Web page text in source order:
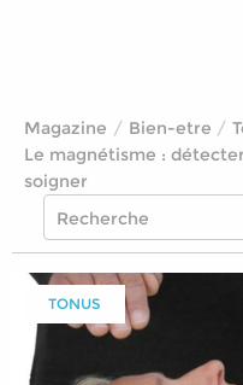
Magazine Bien-etre
Le magnétisme :
soigner
TONUS